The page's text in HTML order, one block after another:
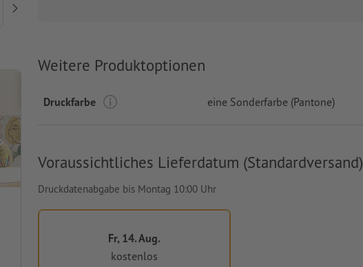
Weitere Produktoptionen
Druckfarbe eine Sonderfarbe (Pantone)
Voraussichtliches Lieferdatum (Standardversand)
Druckdatenabgabe bis Montag 10:00 Uhr
Fr, 14. Aug.
kostenlos